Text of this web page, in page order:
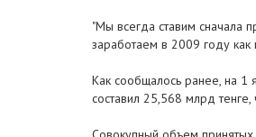
"Мы всегда ставим сначала
заработаем в 2009 году
Как сообщалось ранее, на 1
составил 25,568 млрд